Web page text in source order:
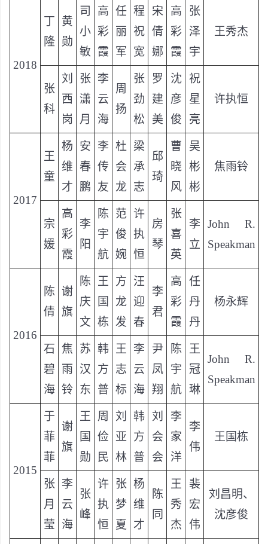
2018
丁
隆
黄
勋
司
小
敏
高
彩
霞
任
丽
军
程
祝
宽
宋
倩
娜
高
彩
霞
张
泽
宇
王秀杰
张
科
刘
西
岗
张
潇
月
李
云
海
周
扬
张
劲
松
罗
建
美
沈
彦
俊
祝
星
亮
许执恒
2017
王
童
杨
维
才
安
春
鹏
李
传
友
杜
会
龙
梁
承
志
邱
琦
曹
晓
风
吴
彬
彬
焦雨铃
宗
媛
高
彩
霞
李
阳
陈
宇
航
范
俊
婉
许
执
恒
房
琴
张
喜
英
李
立
John R.
Speakman
2016
陈
倩
谢
旗
陈
庆
文
王
国
栋
方
龙
发
汪
迎
春
李
君
高
彩
霞
任
丹
丹
杨永辉
石
碧
海
焦
雨
铃
苏
汉
东
韩
方
普
王
志
标
李
云
海
尹
凤
翔
陈
宇
航
王
冠
琳
John R.
Speakman
2015
于
菲
菲
谢
旗
王
国
勋
周
俭
民
刘
亚
林
韩
方
普
刘
会
会
李
家
洋
李
伟
王国栋
张
月
莹
李
云
海
张
峰
许
执
恒
张
梦
夏
杨
维
才
陈
同
王
秀
杰
裴
宏
伟
刘昌明、
沈彦俊